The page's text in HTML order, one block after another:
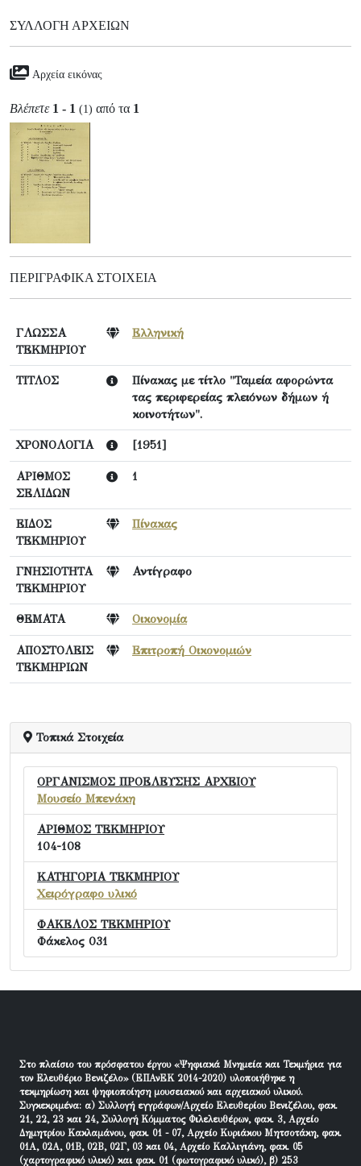
ΣΥΛΛΟΓΉ ΑΡΧΕΊΩΝ
Αρχεία εικόνας
Βλέπετε 1 - 1 (1) από τα 1
ΠΕΡΙΓΡΑΦΙΚΆ ΣΤΟΙΧΕΊΑ
ΓΛΩΣΣΑ
ΤΕΚΜΗΡΙΟΥ
Ελληνική
ΤΙΤΛΟΣ
Πίνακας με τίτλο "Ταμεία αφορώντα
τας περιφερείας πλειόνων δήμων ή
κοινοτήτων".
ΧΡΟΝΟΛΟΓΙΑ [1951]
ΑΡΙΘΜΟΣ
ΣΕΛΙΔΩΝ
1
ΕΙΔΟΣ
ΤΕΚΜΗΡΙΟΥ
Πίνακας
ΓΝΗΣΙΟΤΗΤΑ
ΤΕΚΜΗΡΙΟΥ
Αντίγραφο
ΘΕΜΑΤΑ Οικονομία
ΑΠΟΣΤΟΛΕΙΣ
ΤΕΚΜΗΡΙΩΝ
Επιτροπή Οικονομιών
Τοπικά Στοιχεία
ΟΡΓΑΝΙΣΜΟΣ ΠΡΟΕΛΕΥΣΗΣ ΑΡΧΕΙΟΥ
Μουσείο Μπενάκη
ΑΡΙΘΜΟΣ ΤΕΚΜΗΡΙΟΥ
104-108
ΚΑΤΗΓΟΡΙΑ ΤΕΚΜΗΡΙΟΥ
Χειρόγραφο υλικό
ΦΑΚΕΛΟΣ ΤΕΚΜΗΡΙΟΥ
Φάκελος 031
Στο πλαίσιο του πρόσφατου έργου «Ψηφιακά Μνημεία και Τεκμήρια για
τον Ελευθέριο Βενιζέλο» (ΕΠΑνΕΚ 2014-2020) υλοποιήθηκε η
τεκμηρίωση και ψηφιοποίηση μουσειακού και αρχειακού υλικού.
Συγκεκριμένα: α) Συλλογή εγγράφων/Αρχείο Ελευθερίου Βενιζέλου, φακ.
21, 22, 23 και 24, Συλλογή Κόμματος Φιλελευθέρων, φακ. 3, Αρχείο
Δημητρίου Κακλαμάνου, φακ. 01 - 07, Αρχείο Κυριάκου Μητσοτάκη, φακ.
01Α, 02Α, 01Β, 02Β, 02Γ, 03 και 04, Αρχείο Καλλιγιάνη, φακ. 05
(χαρτογραφικό υλικό) και φακ. 01 (φωτογραφικό υλικό), β) 253